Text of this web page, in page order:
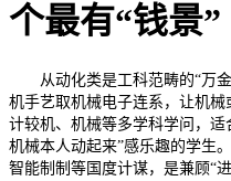
个最有“钱景”
从动化类是工科范畴的“万金
机手艺取机械电子连系，让机械
计较机、机械等多学科学问，
机械本人动起来”感乐趣的学生
智能制制等国度计谋，是兼顾“